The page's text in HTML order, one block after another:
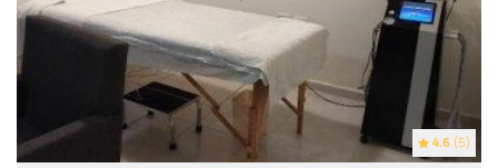
4.6 (5)